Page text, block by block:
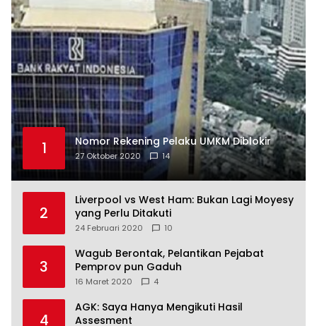
1 Nomor Rekening Pelaku UMKM Diblokir
27 Oktober 2020 14
2
Liverpool vs West Ham: Bukan Lagi Moyesy
yang Perlu Ditakuti
24 Februari 2020 10
3
Wagub Berontak, Pelantikan Pejabat
Pemprov pun Gaduh
16 Maret 2020 4
4
AGK: Saya Hanya Mengikuti Hasil
Assesment